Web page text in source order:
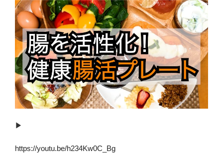
▶︎
https://youtu.be/h234Kw0C_Bg